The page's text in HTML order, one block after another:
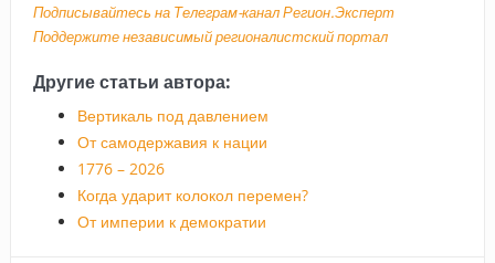
Подписывайтесь на Телеграм-канал Регион.Эксперт
Поддержите независимый регионалистский портал
Другие статьи автора:
Вертикаль под давлением
От самодержавия к нации
1776 – 2026
Когда ударит колокол перемен?
От империи к демократии